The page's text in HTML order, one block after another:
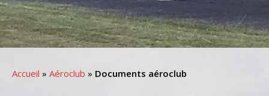
Accueil » Aéroclub » Documents aéroclub